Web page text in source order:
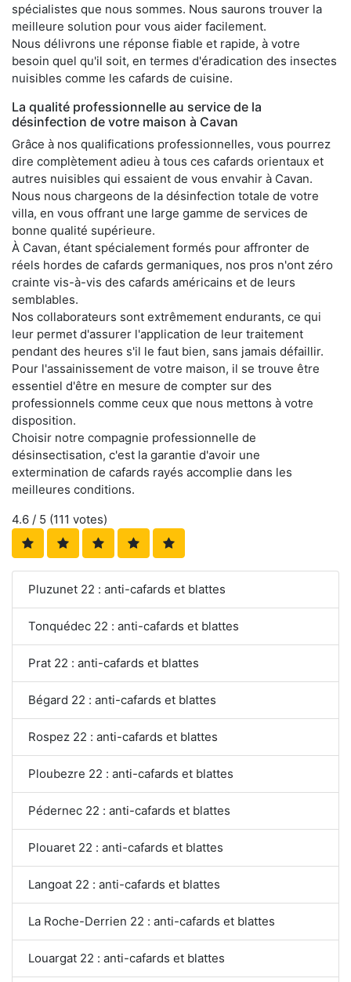
spécialistes que nous sommes. Nous saurons trouver la
meilleure solution pour vous aider facilement.
Nous délivrons une réponse fiable et rapide, à votre
besoin quel qu'il soit, en termes d'éradication des insectes
nuisibles comme les cafards de cuisine.
La qualité professionnelle au service de la
désinfection de votre maison à Cavan
Grâce à nos qualifications professionnelles, vous pourrez
dire complètement adieu à tous ces cafards orientaux et
autres nuisibles qui essaient de vous envahir à Cavan.
Nous nous chargeons de la désinfection totale de votre
villa, en vous offrant une large gamme de services de
bonne qualité supérieure.
À Cavan, étant spécialement formés pour affronter de
réels hordes de cafards germaniques, nos pros n'ont zéro
crainte vis-à-vis des cafards américains et de leurs
semblables.
Nos collaborateurs sont extrêmement endurants, ce qui
leur permet d'assurer l'application de leur traitement
pendant des heures s'il le faut bien, sans jamais défaillir.
Pour l'assainissement de votre maison, il se trouve être
essentiel d'être en mesure de compter sur des
professionnels comme ceux que nous mettons à votre
disposition.
Choisir notre compagnie professionnelle de
désinsectisation, c'est la garantie d'avoir une
extermination de cafards rayés accomplie dans les
meilleures conditions.
4.6 / 5 (111 votes)
Pluzunet 22 : anti-cafards et blattes
Tonquédec 22 : anti-cafards et blattes
Prat 22 : anti-cafards et blattes
Bégard 22 : anti-cafards et blattes
Rospez 22 : anti-cafards et blattes
Ploubezre 22 : anti-cafards et blattes
Pédernec 22 : anti-cafards et blattes
Plouaret 22 : anti-cafards et blattes
Langoat 22 : anti-cafards et blattes
La Roche-Derrien 22 : anti-cafards et blattes
Louargat 22 : anti-cafards et blattes